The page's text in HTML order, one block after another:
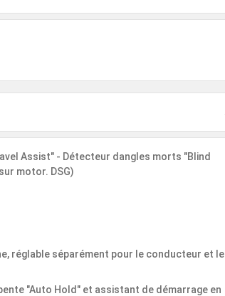
Assist" - Détecteur dangles morts "Blind
motor. DSG)
réglable séparément pour le conducteur et le
"Auto Hold" et assistant de démarrage en